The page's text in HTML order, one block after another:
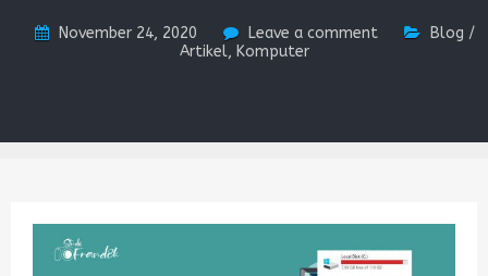
November 24, 2020 Leave a comment
Blog /
Artikel, Komputer